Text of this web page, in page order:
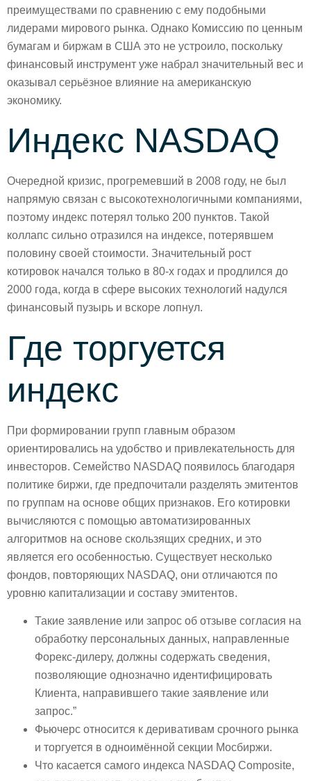
преимуществами по сравнению с ему подобными
лидерами мирового рынка. Однако Комиссию по ценным
бумагам и биржам в США это не устроило, поскольку
финансовый инструмент уже набрал значительный вес и
оказывал серьёзное влияние на американскую
экономику.
Индекс NASDAQ
Очередной кризис, прогремевший в 2008 году, не был
напрямую связан с высокотехнологичными компаниями,
поэтому индекс потерял только 200 пунктов. Такой
коллапс сильно отразился на индексе, потерявшем
половину своей стоимости. Значительный рост
котировок начался только в 80-х годах и продлился до
2000 года, когда в сфере высоких технологий надулся
финансовый пузырь и вскоре лопнул.
Где торгуется
индекс
При формировании групп главным образом
ориентировались на удобство и привлекательность для
инвесторов. Семейство NASDAQ появилось благодаря
политике биржи, где предпочитали разделять эмитентов
по группам на основе общих признаков. Его котировки
вычисляются с помощью автоматизированных
алгоритмов на основе скользящих средних, и это
является его особенностью. Существует несколько
фондов, повторяющих NASDAQ, они отличаются по
уровню капитализации и составу эмитентов.
Такие заявление или запрос об отзыве согласия на
обработку персональных данных, направленные
Форекс-дилеру, должны содержать сведения,
позволяющие однозначно идентифицировать
Клиента, направившего такие заявление или
запрос.”
Фьючерс относится к деривативам срочного рынка
и торгуется в одноимённой секции Мосбиржи.
Что касается самого индекса NASDAQ Composite,